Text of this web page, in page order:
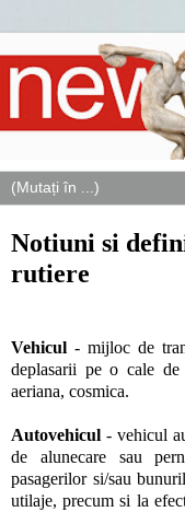
Notiuni si
rutiere
Vehicul - mijloc de
deplasarii pe o cale de
aeriana, cosmica.
Autovehicul - vehicul
de alunecare sau
pasagerilor si/sau
utilaje, precum si la